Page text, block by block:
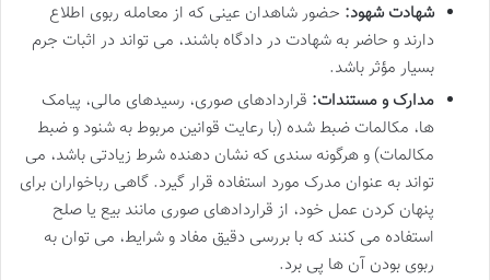
شهادت شهود: حضور شاهدان عینی که از معامله ربوی اطلاع
دارند و حاضر به شهادت در دادگاه باشند، می تواند در اثبات جرم
بسیار مؤثر باشد.
مدارک و مستندات: قراردادهای صوری، رسیدهای مالی، پیامک
ها، مکالمات ضبط شده (با رعایت قوانین مربوط به شنود و ضبط
مکالمات) و هرگونه سندی که نشان دهنده شرط زیادتی باشد، می
تواند به عنوان مدرک مورد استفاده قرار گیرد. گاهی رباخواران برای
پنهان کردن عمل خود، از قراردادهای صوری مانند بیع یا صلح
استفاده می کنند که با بررسی دقیق مفاد و شرایط، می توان به
ربوی بودن آن ها پی برد.